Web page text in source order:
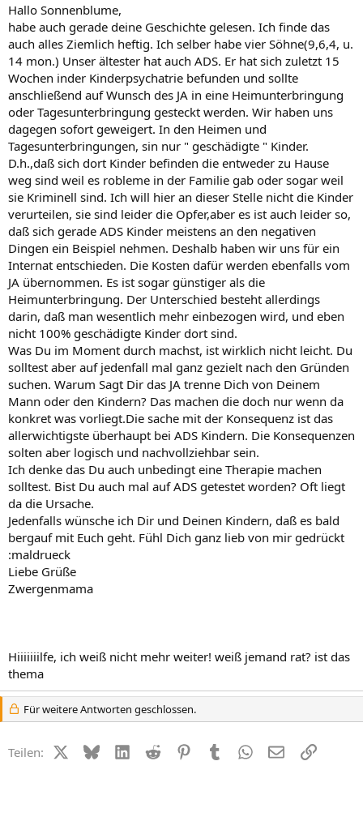
Hallo Sonnenblume,
habe auch gerade deine Geschichte gelesen. Ich finde das
auch alles Ziemlich heftig. Ich selber habe vier Söhne(9,6,4, u.
14 mon.) Unser ältester hat auch ADS. Er hat sich zuletzt 15
Wochen inder Kinderpsychatrie befunden und sollte
anschließend auf Wunsch des JA in eine Heimunterbringung
oder Tagesunterbringung gesteckt werden. Wir haben uns
dagegen sofort geweigert. In den Heimen und
Tagesunterbringungen, sin nur " geschädigte " Kinder.
D.h.,daß sich dort Kinder befinden die entweder zu Hause
weg sind weil es robleme in der Familie gab oder sogar weil
sie Kriminell sind. Ich will hier an dieser Stelle nicht die Kinder
verurteilen, sie sind leider die Opfer,aber es ist auch leider so,
daß sich gerade ADS Kinder meistens an den negativen
Dingen ein Beispiel nehmen. Deshalb haben wir uns für ein
Internat entschieden. Die Kosten dafür werden ebenfalls vom
JA übernommen. Es ist sogar günstiger als die
Heimunterbringung. Der Unterschied besteht allerdings
darin, daß man wesentlich mehr einbezogen wird, und eben
nicht 100% geschädigte Kinder dort sind.
Was Du im Moment durch machst, ist wirklich nicht leicht. Du
solltest aber auf jedenfall mal ganz gezielt nach den Gründen
suchen. Warum Sagt Dir das JA trenne Dich von Deinem
Mann oder den Kindern? Das machen die doch nur wenn da
konkret was vorliegt.Die sache mit der Konsequenz ist das
allerwichtigste überhaupt bei ADS Kindern. Die Konsequenzen
solten aber logisch und nachvollziehbar sein.
Ich denke das Du auch unbedingt eine Therapie machen
solltest. Bist Du auch mal auf ADS getestet worden? Oft liegt
da die Ursache.
Jedenfalls wünsche ich Dir und Deinen Kindern, daß es bald
bergauf mit Euch geht. Fühl Dich ganz lieb von mir gedrückt
:maldrueck
Liebe Grüße
Zwergenmama
Hiiiiiiilfe, ich weiß nicht mehr weiter! weiß jemand rat? ist das
thema
Für weitere Antworten geschlossen.
Teilen: X (Twitter)
BlueskyLinkedIn
Reddit PinterestTumblr WhatsApp
E-MailLink